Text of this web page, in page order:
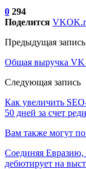
0 294
Поделится VK
Предыдущая запись
Общая выручка VK
Следующая запись
Как увеличить
50 дней за счет
Вам также могут
Соединяя Евразию,
дебютирует на